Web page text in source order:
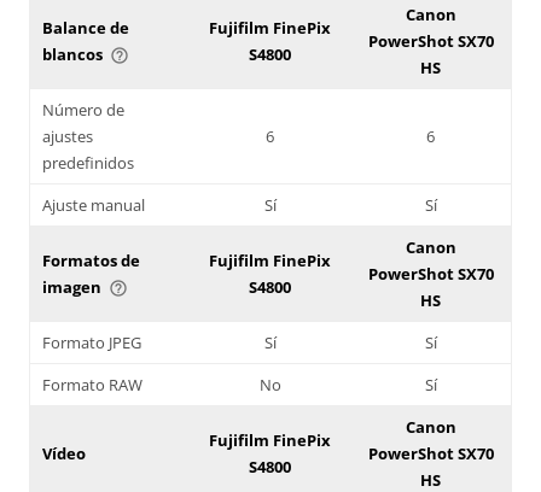
Balance de
blancos help_outline
Fujifilm FinePix
S4800
Canon
PowerShot SX70
HS
Número de
ajustes
predefinidos
6 6
Ajuste manual Sí Sí
Formatos de
imagen help_outline
Fujifilm FinePix
S4800
Canon
PowerShot SX70
HS
Formato JPEG
Sí
Sí
Formato RAW
No Sí
Vídeo
Fujifilm FinePix
S4800
Canon
PowerShot SX70
HS